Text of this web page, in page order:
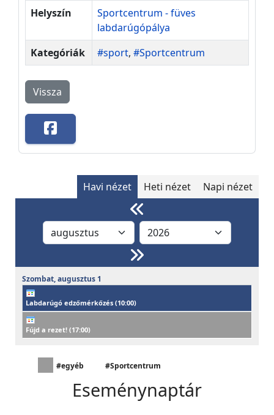
Helyszín
Sportcentrum - füves
labdarúgópálya
Kategóriák
#sport, #Sportcentrum
Vissza
Havi nézet Heti nézet Napi nézet
Szombat,augusztus 1
Labdarúgó edzőmérkőzés (10:00)
Fújd a rezet! (17:00)
#egyéb #Sportcentrum
Eseménynaptár